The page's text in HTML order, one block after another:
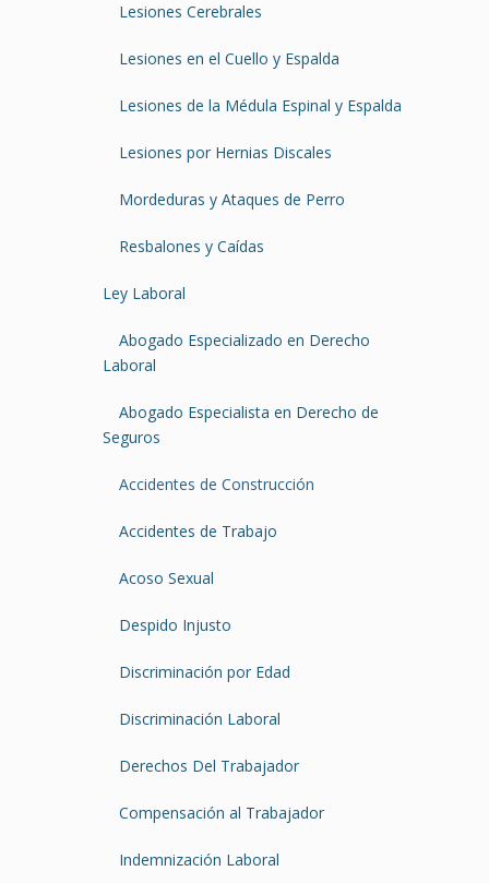
Lesiones Cerebrales
Lesiones en el Cuello y Espalda
Lesiones de la Médula Espinal y Espalda
Lesiones por Hernias Discales
Mordeduras y Ataques de Perro
Resbalones y Caídas
Ley Laboral
Abogado Especializado en Derecho
Laboral
Abogado Especialista en Derecho de
Seguros
Accidentes de Construcción
Accidentes de Trabajo
Acoso Sexual
Despido Injusto
Discriminación por Edad
Discriminación Laboral
Derechos Del Trabajador
Compensación al Trabajador
Indemnización Laboral